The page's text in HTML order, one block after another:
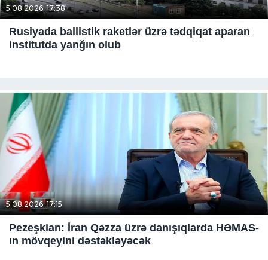
5.08.2026, 17:38
Rusiyada ballistik raketlər üzrə tədqiqat aparan
institutda yanğın olub
5.08.2026, 17:15
Pezeşkian: İran Qəzza üzrə danışıqlarda HƏMAS-
ın mövqeyini dəstəkləyəcək